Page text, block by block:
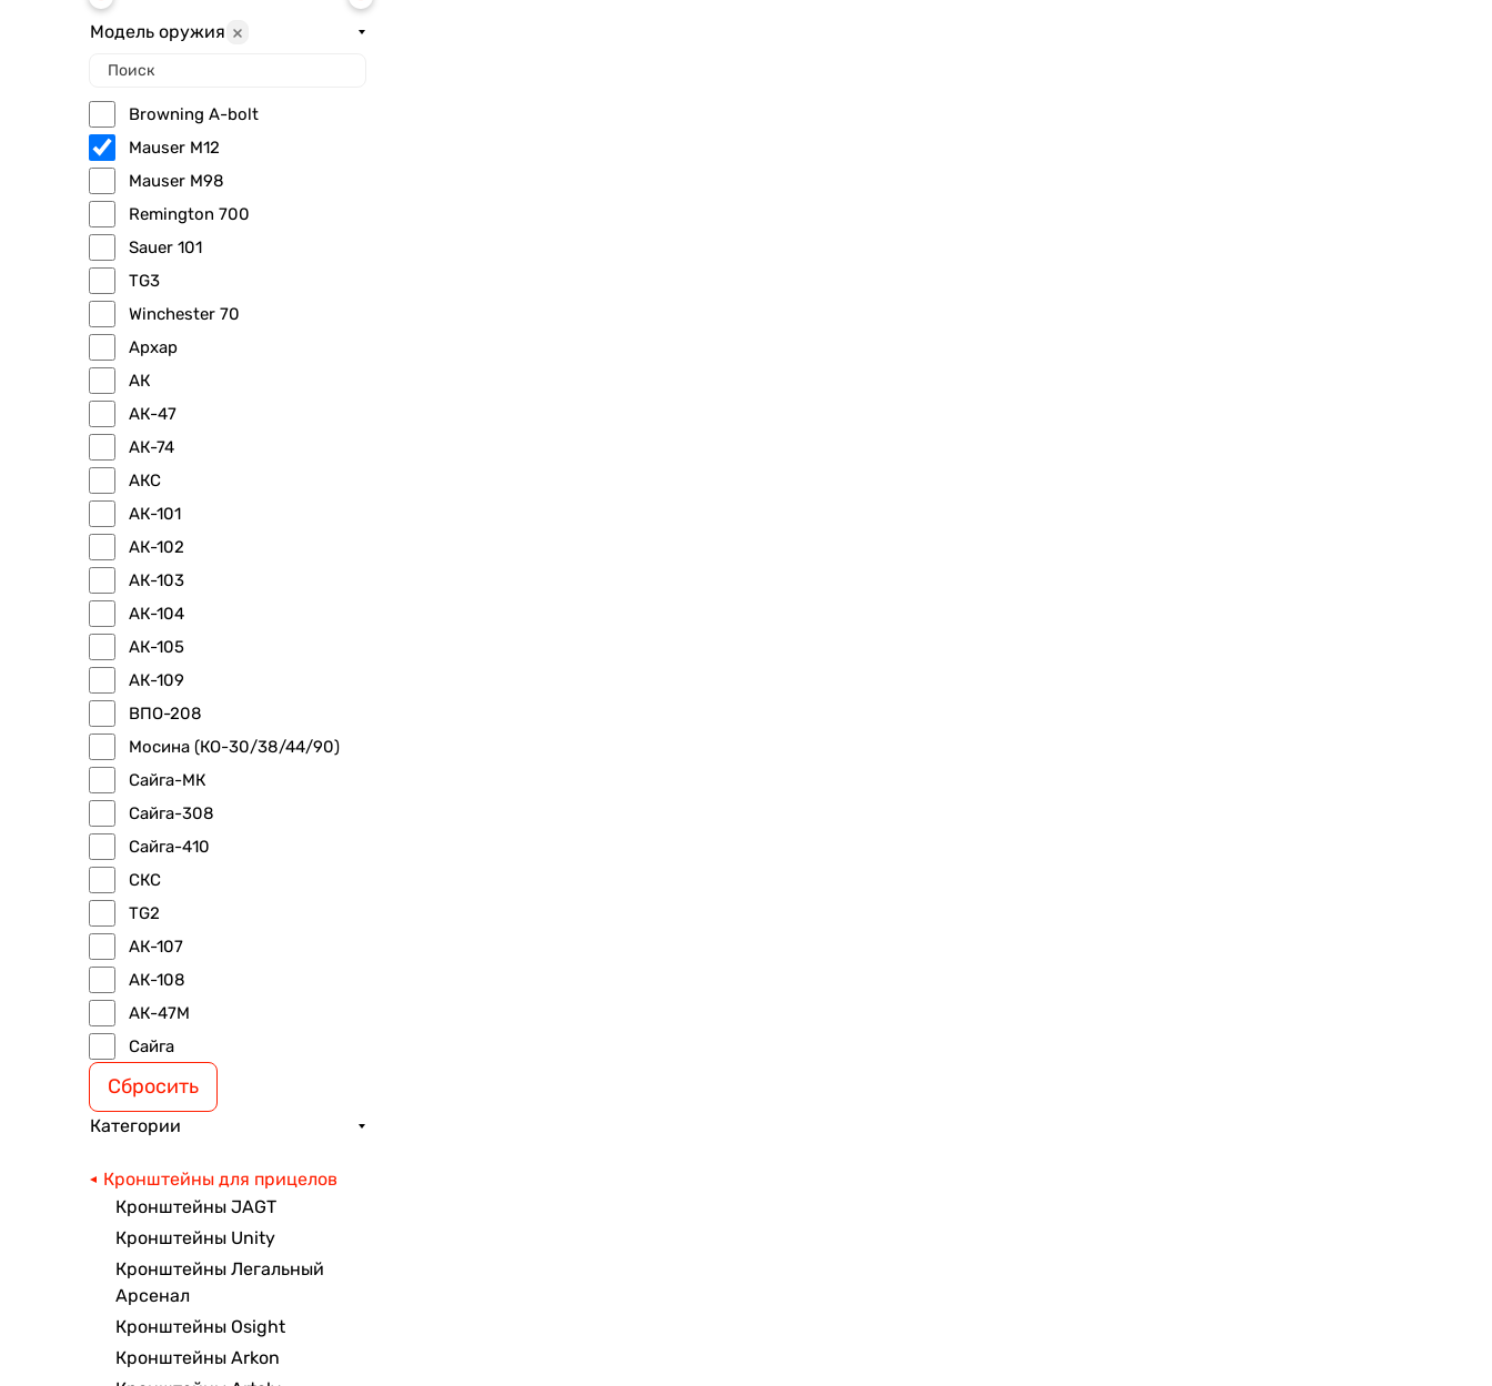
Модель оружия
Browning A-bolt
Mauser M12
Mauser M98
Remington 700
Sauer 101
TG3
Winchester 70
Архар
АК
АК-47
АК-74
АКС
АК-101
АК-102
АК-103
АК-104
АК-105
АК-109
ВПО-208
Мосина (КО-30/38/44/90)
Сайга-МК
Сайга-308
Сайга-410
СКС
TG2
АК-107
АК-108
АК-47М
Сайга
Сбросить
Категории
Кронштейны для прицелов
Кронштейны JAGT
Кронштейны Unity
Кронштейны Легальный
Арсенал
Кронштейны Osight
Кронштейны Arkon